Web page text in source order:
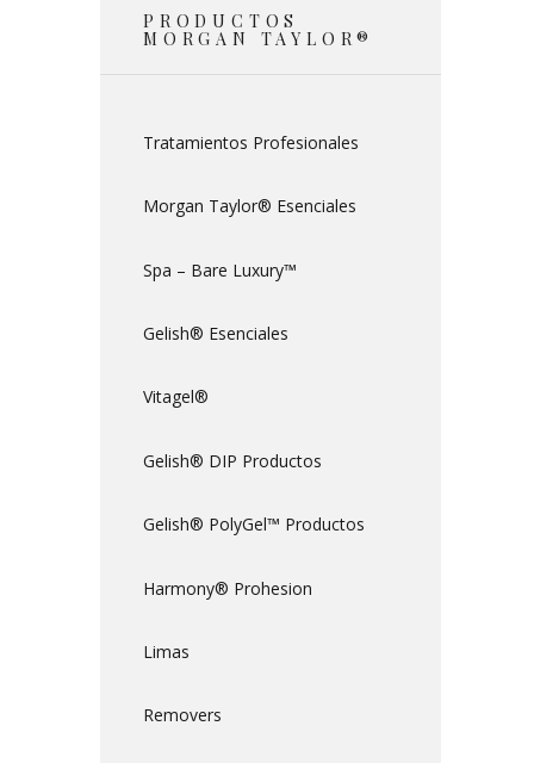
PRODUCTOS
MORGAN TAYLOR®
Tratamientos Profesionales
Morgan Taylor® Esenciales
Spa – Bare Luxury™
Gelish® Esenciales
Vitagel®
Gelish® DIP Productos
Gelish® PolyGel™ Productos
Harmony® Prohesion
Limas
Removers